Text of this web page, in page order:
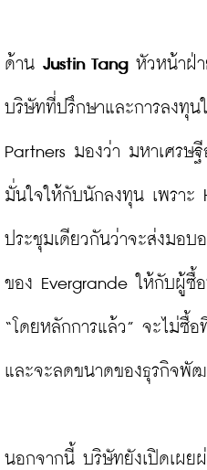
ด้าน Justin Tang หัวหน้าฝ่า
บริษัทที่ปรึกษาและการลงทุน
Partners มองว่า มหาเศรษ
มั่นใจให้กับนักลงทุน เพราะ
ประชุมเดียวกันว่าจะส่งมอบ
ของ Evergrande ให้กับผู้ซื้
“โดยหลักการแล้ว” จะไม่ซื้
และจะลดขนาดของธุรกิจพั
นอกจากนี้ บริษัทยังเปิดเผย